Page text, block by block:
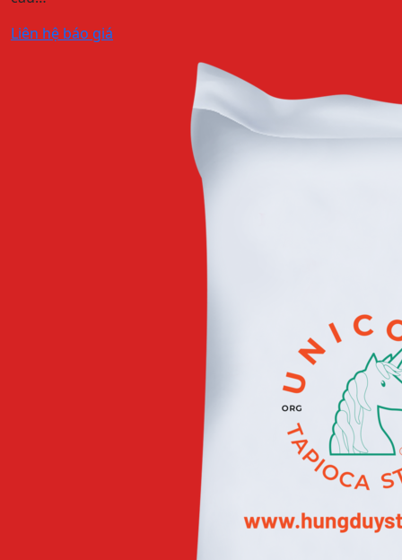
Liên hệ báo giá